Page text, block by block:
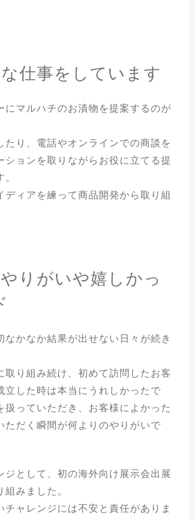
仕事をしています
にマルハチのお漬物を提案するのが
たり、電話やオンラインでの商談を
ションを取りながらお役に立てる提
ディアを練って商品開発から取り組
りがいや嬉しかっ
なかなか結果が出せない日々が続き
取り組み続け、初めて訪問したお客
立した時は本当にうれしかったで
扱っていただき、お客様によかった
ただく瞬間が何よりのやりがいで
ジとして、初の海外向け展示会出展
みました。
チャレンジには不安と責任がありま